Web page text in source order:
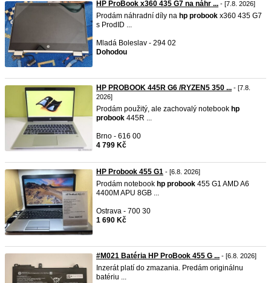
HP ProBook x360 435 G7 na náhr ... - [7.8. 2026]
Prodám náhradní díly na hp probook x360 435 G7
s ProdID ...
Mladá Boleslav - 294 02
Dohodou
HP PROBOOK 445R G6 /RYZEN5 350 ... - [7.8.
2026]
Prodám použitý, ale zachovalý notebook hp
probook 445R ...
Brno - 616 00
4 799 Kč
HP Probook 455 G1 - [6.8. 2026]
Prodám notebook hp probook 455 G1 AMD A6
4400M APU 8GB ...
Ostrava - 700 30
1 690 Kč
#M021 Batéria HP ProBook 455 G ... - [6.8. 2026]
Inzerát platí do zmazania. Predám originálnu
batériu ...